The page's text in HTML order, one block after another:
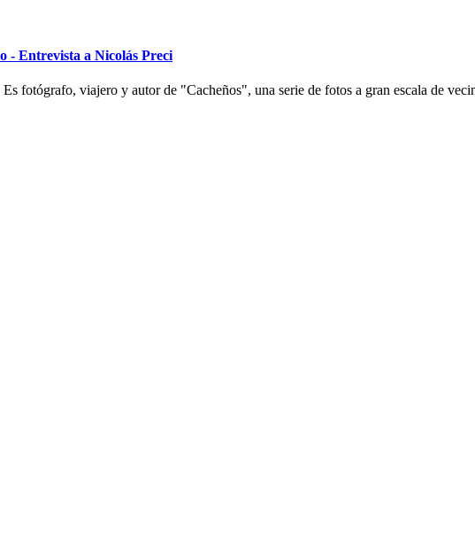
- Entrevista a Nicolás Preci
fotógrafo, viajero y autor de "Cacheños", una serie de fotos a gran escala de